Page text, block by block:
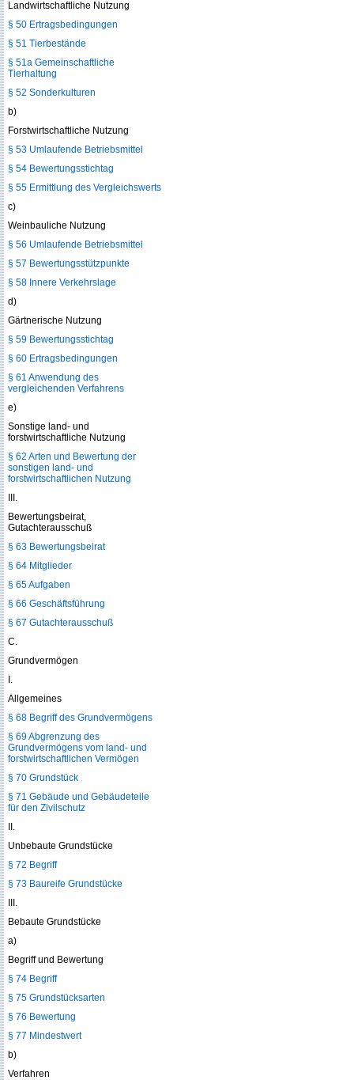
Landwirtschaftliche Nutzung
§ 50 Ertragsbedingungen
§ 51 Tierbestände
§ 51a Gemeinschaftliche
Tierhaltung
§ 52 Sonderkulturen
b)
Forstwirtschaftliche Nutzung
§ 53 Umlaufende Betriebsmittel
§ 54 Bewertungsstichtag
§ 55 Ermittlung des Vergleichswerts
c)
Weinbauliche Nutzung
§ 56 Umlaufende Betriebsmittel
§ 57 Bewertungsstützpunkte
§ 58 Innere Verkehrslage
d)
Gärtnerische Nutzung
§ 59 Bewertungsstichtag
§ 60 Ertragsbedingungen
§ 61 Anwendung des
vergleichenden Verfahrens
e)
Sonstige land- und
forstwirtschaftliche Nutzung
§ 62 Arten und Bewertung der
sonstigen land- und
forstwirtschaftlichen Nutzung
III.
Bewertungsbeirat,
Gutachterausschuß
§ 63 Bewertungsbeirat
§ 64 Mitglieder
§ 65 Aufgaben
§ 66 Geschäftsführung
§ 67 Gutachterausschuß
C.
Grundvermögen
I.
Allgemeines
§ 68 Begriff des Grundvermögens
§ 69 Abgrenzung des
Grundvermögens vom land- und
forstwirtschaftlichen Vermögen
§ 70 Grundstück
§ 71 Gebäude und Gebäudeteile
für den Zivilschutz
II.
Unbebaute Grundstücke
§ 72 Begriff
§ 73 Baureife Grundstücke
III.
Bebaute Grundstücke
a)
Begriff und Bewertung
§ 74 Begriff
§ 75 Grundstücksarten
§ 76 Bewertung
§ 77 Mindestwert
b)
Verfahren